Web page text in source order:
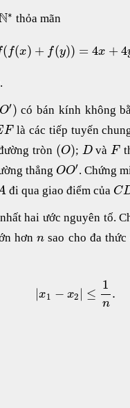
∗ thỏa mãn
( f(x) + f(y)) = 4x + 4
.
O′) có bán kính không
Flà các tiếp tuyến
tròn (O); Dvà F
thẳng OO′. Chứng
đi qua giao điểm của C
hai ước nguyên tố.
hơnn sao cho đa thức
|x1 − x2 | ≤
1
n
.